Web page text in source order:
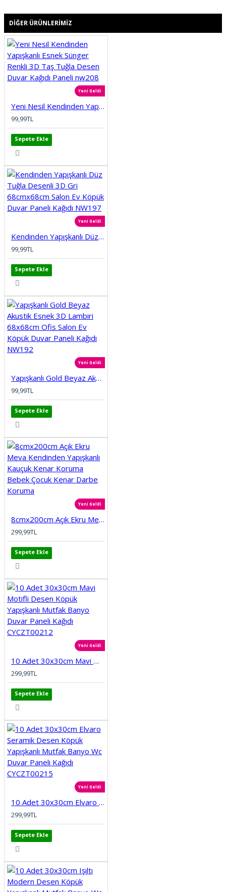
DIĞER ÜRÜNLERIMIZ
Yeni Geldi
Yeni Nesil Kendinden Yapışkanlı Esnek Sünger Renkli 3D Taş Tuğla Desen Duvar Kağıdı Paneli nw208
99,99TL
Sepete Ekle
Yeni Geldi
Kendinden Yapışkanlı Düz Tuğla Desenli 3D Gri 68cmx68cm Salon Ev Köpük Duvar Paneli Kağıdı NW197
99,99TL
Sepete Ekle
Yeni Geldi
Yapışkanlı Gold Beyaz Akustik Esnek 3D Lambiri 68x68cm Ofis Salon Ev Köpük Duvar Paneli Kağıdı NW192
99,99TL
Sepete Ekle
Yeni Geldi
8cmx200cm Açık Ekru Meva Kendinden Yapışkanlı Kauçuk Kenar Koruma Bebek Çocuk Kenar Darbe Koruma
299,99TL
Sepete Ekle
Yeni Geldi
10 Adet 30x30cm Mavi Motifli Desen Köpük Yapışkanlı Mutfak Banyo Duvar Paneli Kağıdı CYCZT00212
299,99TL
Sepete Ekle
Yeni Geldi
10 Adet 30x30cm Elvaro Seramik Desen Köpük Yapışkanlı Mutfak Banyo Wc Duvar Paneli Kağıdı CYCZT00215
299,99TL
Sepete Ekle